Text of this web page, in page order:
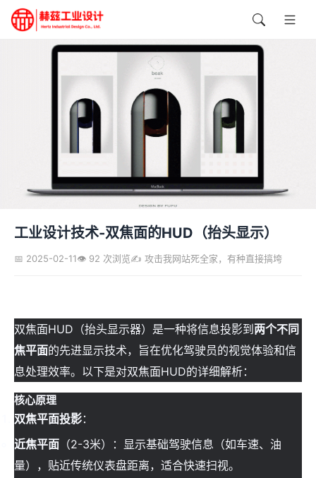
工业设计技术-双焦面的HUD（抬头显示）
📅 2025-02-11👁️ 92 次浏览✍️ 攻击我网站死全家，有种直接搞垮
双焦面HUD（抬头显示器）是一种将信息投影到 两个不同
焦平面的先进显示技术，旨在优化驾驶员的视觉体验和信
息处理效率。以下是对双焦面HUD的详细解析：
核心原理
双焦平面投影：
近焦平面 （2-3米）：显示基础驾驶信息（如车速、油
量），贴近传统仪表盘距离，适合快速扫视。